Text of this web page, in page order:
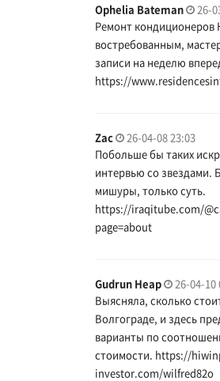
Ophelia Bateman
26-
Ремонт кондиционеров
востребованным,
записи на неделю
https://
Zac
26-04-08 23:03
Побольше бы таких
интервью со звездами.
мишуры, только суть.
https://iraqitube.com/
page=about
Gudrun Heap
26-04-10
Выясняла, сколько
Волгограде, и здесь
варианты по
стоимости. https://
investor.com/wilfred82o